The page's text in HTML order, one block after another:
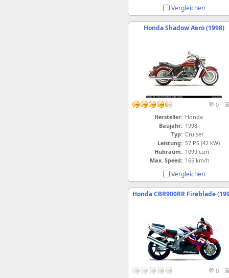
Vergleichen
Honda Shadow Aero (1998)
0
Hersteller: Honda
Baujahr: 1998
Typ: Cruiser
Leistung: 57 PS (42 kW)
Hubraum: 1099 ccm
Max. Speed: 165 km/h
Vergleichen
Honda CBR900RR Fireblade
0